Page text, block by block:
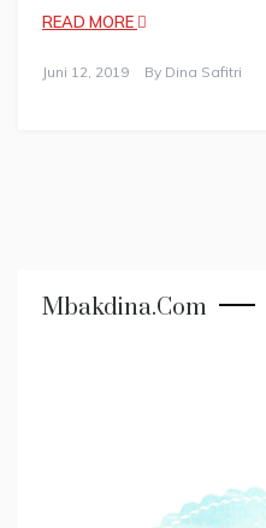
READ MORE
Juni 12, 2019 By Dina Safitri
Mbakdina.com